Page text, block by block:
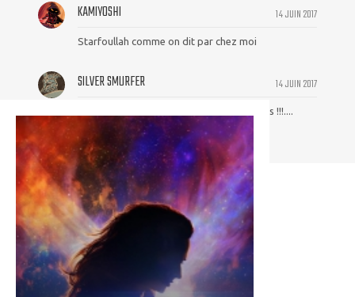
14 JUIN 2017
KAMIYOSHI
Starfoullah comme on dit par chez moi
14 JUIN 2017
SILVER SMURFER
Va-t'en Jessica, tant qu'il est encore temps !!!....